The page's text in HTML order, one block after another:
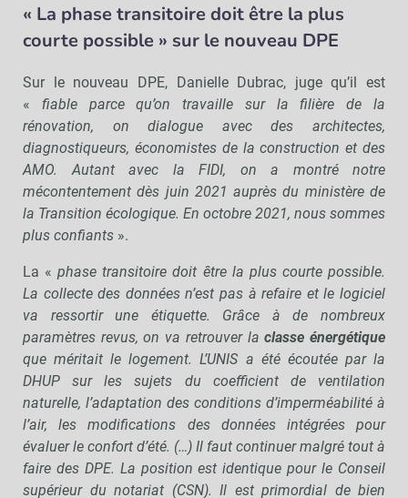
« La phase transitoire doit être la plus
courte possible » sur le nouveau DPE
Sur le nouveau DPE, Danielle Dubrac, juge qu’il est
« fiable parce qu’on travaille sur la filière de la
rénovation, on dialogue avec des architectes,
diagnostiqueurs, économistes de la construction et des
AMO. Autant avec la FIDI, on a montré notre
mécontentement dès juin 2021 auprès du ministère de
la Transition écologique. En octobre 2021, nous sommes
plus confiants ».
La «phase transitoire doit être la plus courte possible.
La collecte des données n’est pas à refaire et le logiciel
va ressortir une étiquette. Grâce à de nombreux
paramètres revus, on va retrouver laclasse énergétique
que méritait le logement. L’UNIS a été écoutée par la
DHUP sur les sujets du coefficient de ventilation
naturelle, l’adaptation des conditions d’imperméabilité à
l’air, les modifications des données intégrées pour
évaluer le confort d’été. (…) Il faut continuer malgré tout à
faire des DPE. La position est identique pour le Conseil
supérieur du notariat (CSN). Il est primordial de bien